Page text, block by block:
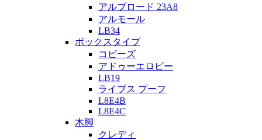
アルブロード 23A8
アルモール
LB34
ボックスタイプ
コビーズ
アドゥーエロビー
LB19
ライブス プーフ
L8E4B
L8E4C
木脚
クレディ